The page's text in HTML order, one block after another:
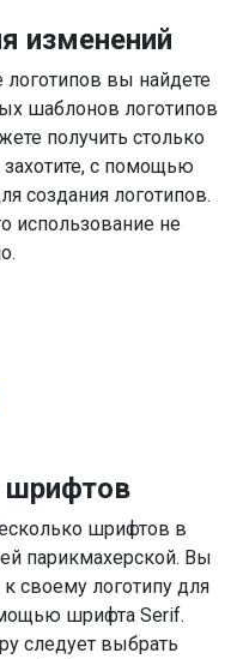
изменений
вы найдете
шаблонов логотипов
получить столько
захотите, с помощью
создания логотипов.
использование не
шрифтов
шрифтов в
парикмахерской. Вы
своему логотипу для
шрифта Serif.
следует выбрать